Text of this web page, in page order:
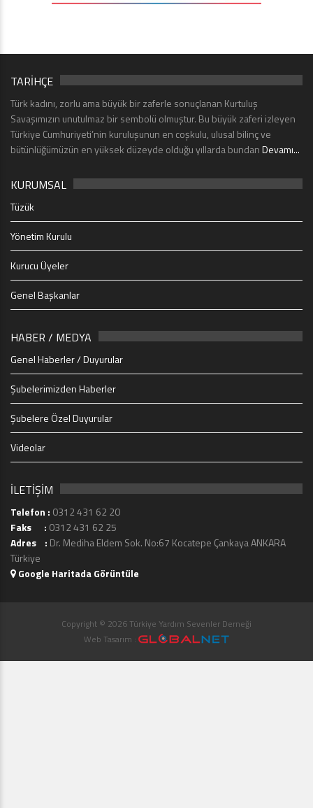
TARİHÇE
Türk kadını, zorlu ama büyük bir zaferle sonuçlanan Kurtuluş
Savaşımızın unutulmaz bir sembolü olmuştur. Bu büyük zaferi izleyen
Türkiye Cumhuriyeti’nin kuruluşunun en coşkulu, ulusal bilinç ve
bütünlüğümüzün en yüksek düzeyde olduğu yıllarda bundanDevamı...
KURUMSAL
Tüzük
Yönetim Kurulu
Kurucu Üyeler
Genel Başkanlar
HABER / MEDYA
Genel Haberler / Duyurular
Şubelerimizden Haberler
Şubelere Özel Duyurular
Videolar
İLETİŞİM
Telefon : 0312 431 62 20
Faks : 0312 431 62 25
Adres : Dr. Mediha Eldem Sok. No:67 Kocatepe Çankaya ANKARA
Türkiye
Google Haritada Görüntüle
Copyright © 2026 Türkiye Yardım Sevenler Derneği
Web Tasarım :